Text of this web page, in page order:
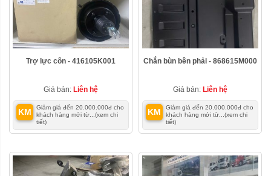
Trợ lực côn - 416105K001
Giá bán: Liên hệ
KM
Giảm giá đến 20.000.000đ cho
khách hàng mới từ... (xem chi
tiết)
Chắn bùn bên phải - 868615M000
Giá bán: Liên hệ
KM
Giảm giá đến 20.000.000đ cho
khách hàng mới từ... (xem chi
tiết)